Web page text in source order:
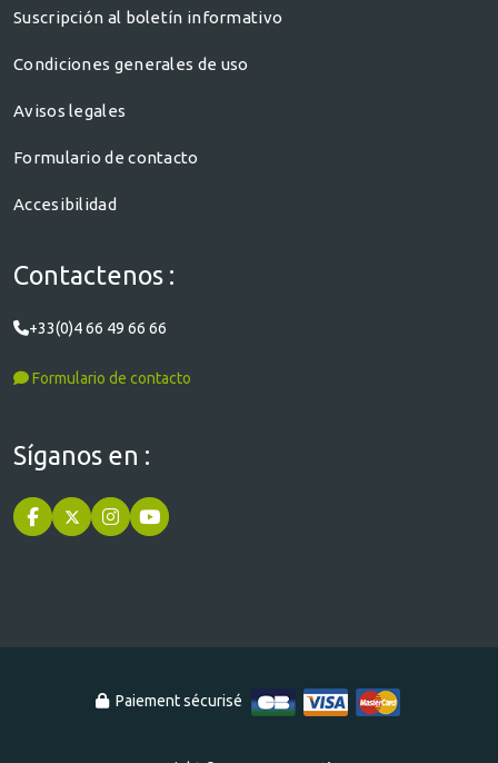
Suscripción al boletín informativo
Condiciones generales de uso
Avisos legales
Formulario de contacto
Accesibilidad
Contactenos :
+33(0)4 66 49 66 66
Formulario de contacto
Síganos en :
Paiement sécurisé